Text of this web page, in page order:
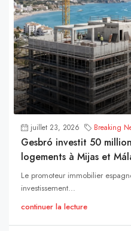
juillet 23, 2026 Breaking
Gesbró investit 50
logements à Mijas et
Le promoteur immobilier
investissement...
continuer la lecture